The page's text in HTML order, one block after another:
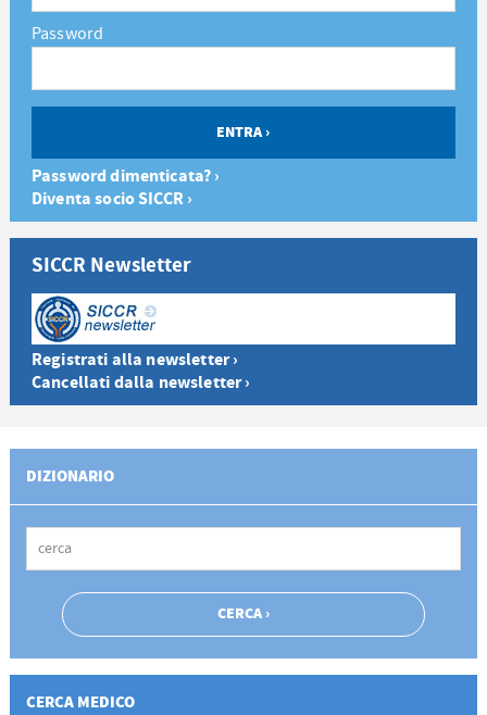
Password
Password dimenticata? ›
Diventa socio SICCR ›
SICCR Newsletter
Registrati alla newsletter ›
Cancellati dalla newsletter ›
DIZIONARIO
CERCA MEDICO